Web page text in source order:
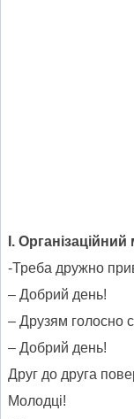
І.
-Треба дружно
– Добрий день!
– Друзям голосно
– Добрий день!
Друг до друга
Молодці!